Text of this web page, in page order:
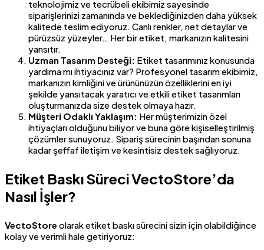
teknolojimiz ve tecrübeli ekibimiz sayesinde
siparişlerinizi zamanında ve beklediğinizden daha yüksek
kalitede teslim ediyoruz. Canlı renkler, net detaylar ve
pürüzsüz yüzeyler… Her bir etiket, markanızın kalitesini
yansıtır.
Uzman Tasarım Desteği: Etiket tasarımınız konusunda
yardıma mı ihtiyacınız var? Profesyonel tasarım ekibimiz,
markanızın kimliğini ve ürününüzün özelliklerini en iyi
şekilde yansıtacak yaratıcı ve etkili etiket tasarımları
oluşturmanızda size destek olmaya hazır.
Müşteri Odaklı Yaklaşım: Her müşterimizin özel
ihtiyaçları olduğunu biliyor ve buna göre kişiselleştirilmiş
çözümler sunuyoruz. Sipariş sürecinin başından sonuna
kadar şeffaf iletişim ve kesintisiz destek sağlıyoruz.
Etiket Baskı Süreci VectoStore’da
Nasıl İşler?
VectoStore olarak etiket baskı sürecini sizin için olabildiğince
kolay ve verimli hale getiriyoruz: